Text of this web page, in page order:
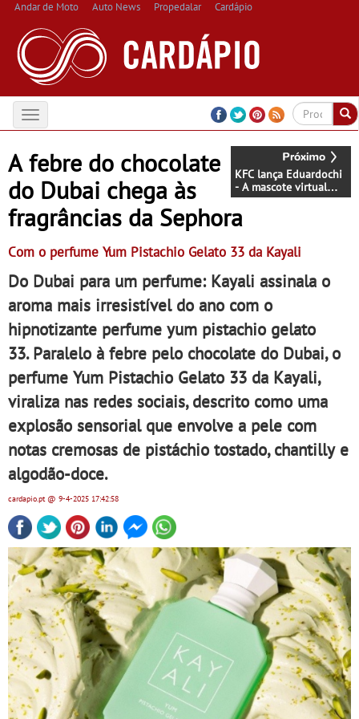
Andar de Moto Auto News Propedalar Cardápio
Toggle
navigation
KFC lança Eduardochi
- A mascote virtual
chega este natal para
satisfazer os fãs mais
revivalistas
A febre do chocolate
do Dubai chega às
fragrâncias da Sephora
Com o perfume Yum Pistachio Gelato 33 da Kayali
Do Dubai para um perfume: Kayali assinala o
aroma mais irresistível do ano com o
hipnotizante perfume yum pistachio gelato
33. Paralelo à febre pelo chocolate do Dubai, o
perfume Yum Pistachio Gelato 33 da Kayali,
viraliza nas redes sociais, descrito como uma
explosão sensorial que envolve a pele com
notas cremosas de pistáchio tostado, chantilly e
algodão-doce.
cardapio.pt@ 9-4-2025 17:42:58